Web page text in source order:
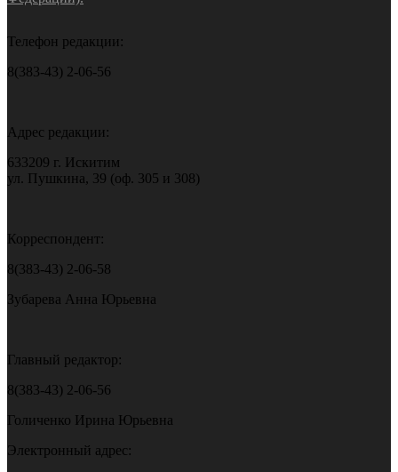
Телефон редакции:
8(383-43) 2-06-56
Адрес редакции:
633209 г. Искитим
ул. Пушкина, 39 (оф. 305 и 308)
Корреспондент:
8(383-43) 2-06-58
Зубарева Анна Юрьевна
Главный редактор:
8(383-43) 2-06-56
Голиченко Ирина Юрьевна
Электронный адрес: